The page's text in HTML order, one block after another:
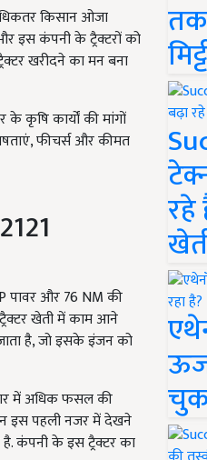
किसान ओजा
इस कंपनी के ट्रैक्टरों को
खरीदने का मन बना
कृषि कार्यों की मांगों
फीचर्स और कीमत
पावर और 76 NM की
खेती में काम आने
है, जो इसके इंजन को
में अधिक फसल की
इस पहली नजर में देखने
है. कंपनी के इस ट्रैक्टर का
रहे